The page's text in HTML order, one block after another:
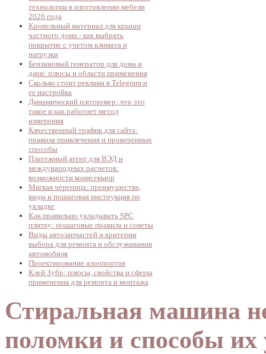
технологии в изготовлении мебели
2026 года
Кровельный материал для крыши
частного дома - как выбрать
покрытие с учетом климата и
нагрузки
Бензиновый генератор для дома и
дачи: плюсы и области применения
Сколько стоит реклама в Telegram и
ее настройка
Динамический плотномер: что это
такое и как работает метод
измерения
Качественный трафик для сайта:
правила привлечения и проверенные
способы
Платежный агент для ВЭД и
международных расчетов:
возможности коинсекьюр
Мягкая черепица: преимущества,
виды и пошаговая инструкция по
укладке
Как правильно укладывать SPC
плитку: пошаговые правила и советы
Виды автозапчастей и критерии
выбора для ремонта и обслуживания
автомобиля
Проектирование аэропортов
Клей Зубр: плюсы, свойства и сферы
применения для ремонта и монтажа
Стиральная машина
поломки и способы их